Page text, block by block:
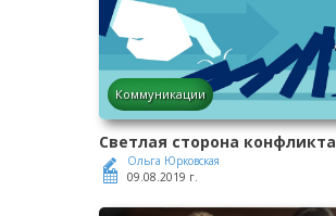
Коммуникации
Светлая сторона конфликта
Ольга Юрковская
09.08.2019 г.